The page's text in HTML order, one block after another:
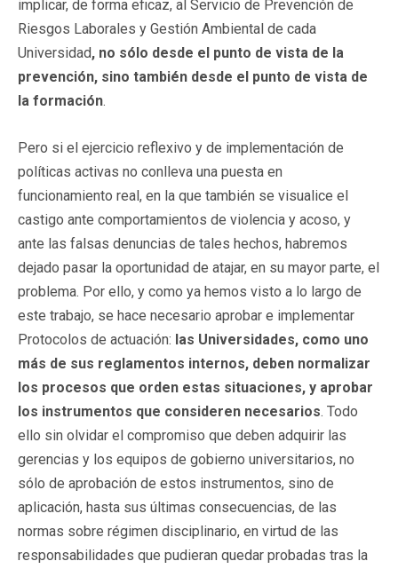
implicar, de forma eficaz, al Servicio de Prevención de
Riesgos Laborales y Gestión Ambiental de cada
Universidad, no sólo desde el punto de vista de la
prevención, sino también desde el punto de vista de
la formación.
Pero si el ejercicio reflexivo y de implementación de
políticas activas no conlleva una puesta en
funcionamiento real, en la que también se visualice el
castigo ante comportamientos de violencia y acoso, y
ante las falsas denuncias de tales hechos, habremos
dejado pasar la oportunidad de atajar, en su mayor parte, el
problema. Por ello, y como ya hemos visto a lo largo de
este trabajo, se hace necesario aprobar e implementar
Protocolos de actuación: las Universidades, como uno
más de sus reglamentos internos, deben normalizar
los procesos que orden estas situaciones, y aprobar
los instrumentos que consideren necesarios. Todo
ello sin olvidar el compromiso que deben adquirir las
gerencias y los equipos de gobierno universitarios, no
sólo de aprobación de estos instrumentos, sino de
aplicación, hasta sus últimas consecuencias, de las
normas sobre régimen disciplinario, en virtud de las
responsabilidades que pudieran quedar probadas tras la